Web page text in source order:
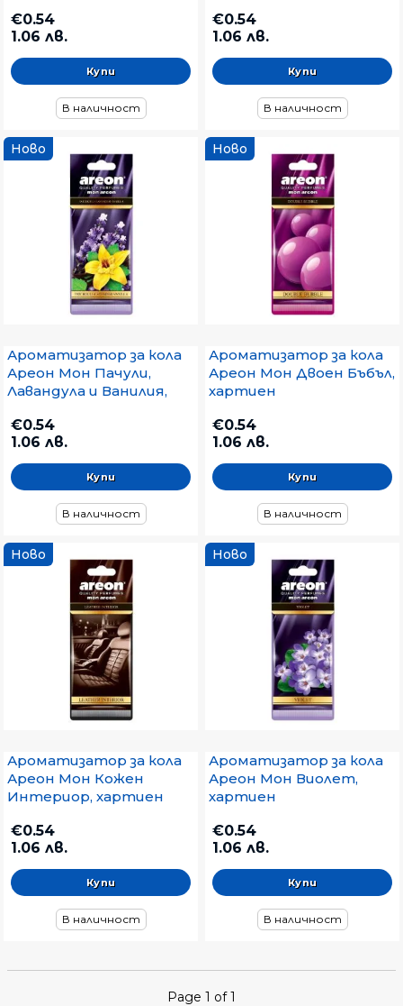
€0.54
1.06 лв.
В наличност
€0.54
1.06 лв.
В наличност
Ново
Ароматизатор за кола
Ареон Мон Пачули,
Лавандула и Ванилия,
€0.54
1.06 лв.
В наличност
Ново
Ароматизатор за кола
Ареон Мон Двоен Бъбъл,
хартиен
€0.54
1.06 лв.
В наличност
Ново
Ароматизатор за кола
Ареон Мон Кожен
Интериор, хартиен
€0.54
1.06 лв.
В наличност
Ново
Ароматизатор за кола
Ареон Мон Виолет,
хартиен
€0.54
1.06 лв.
В наличност
Page 1 of 1